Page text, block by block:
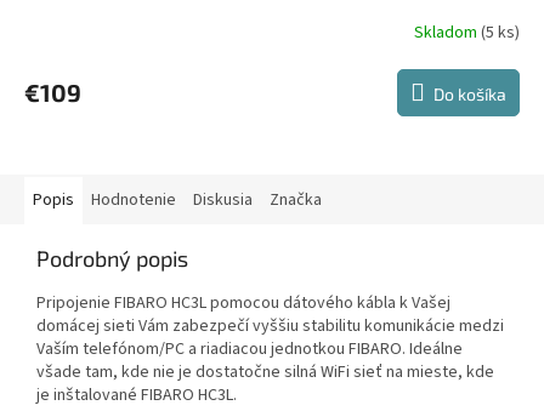
produktu
je
hviezdičiek.
Skladom(5 ks)
€109 Do košíka
Popis Hodnotenie Diskusia Značka
Podrobný popis
Pripojenie FIBARO HC3L pomocou dátového kábla k Vašej
domácej sieti Vám zabezpečí vyššiu stabilitu komunikácie medzi
Vaším telefónom/PC a riadiacou jednotkou FIBARO. Ideálne
všade tam, kde nie je dostatočne silná WiFi sieť na mieste, kde
je inštalované FIBARO HC3L.